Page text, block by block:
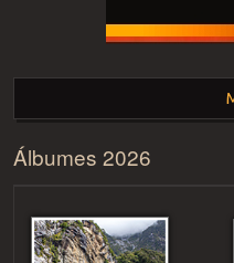
Saltar al contenido.
Álbumes 2026